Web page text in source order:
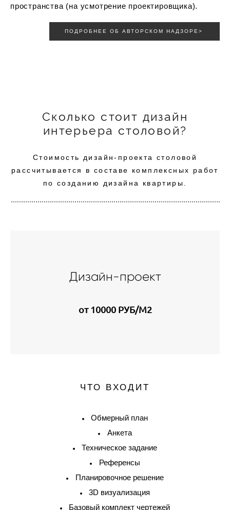
пространства (на усмотрение проектировщика).
ПОДРОБНЕЕ ОБ АВТОРСКОМ НАДЗОРЕ>
Сколько стоит дизайн
интерьера столовой?
Стоимость дизайн-проекта столовой
рассчитывается в составе комплексных работ
по созданию дизайна квартиры.
Дизайн-проект
от 10000 РУБ/М2
ЧТО ВХОДИТ
Обмерный план
Анкета
Техническое задание
Референсы
Планировочное решение
3D визуализация
Базовый комплект чертежей